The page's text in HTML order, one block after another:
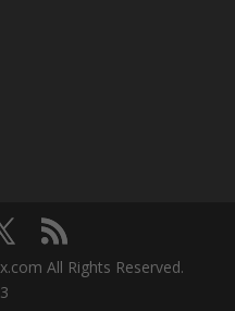
All Rights Reserved.